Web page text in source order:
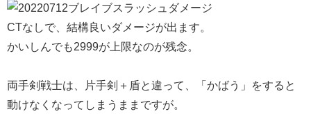
CTなしで、結構良いダメージが出ます。
かいしんでも2999が上限なのが残念。
両手剣戦士は、片手剣＋盾と違って、「かばう」をすると
動けなくなってしまうままですが。